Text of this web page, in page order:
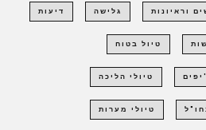
וראיונות גלישה דיעות
טיול בטוח
טיולי הליכה
טיולי מערות